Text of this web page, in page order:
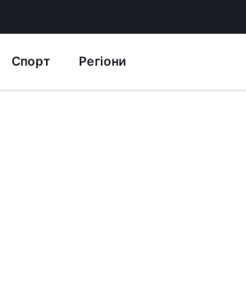
Спорт Регіони